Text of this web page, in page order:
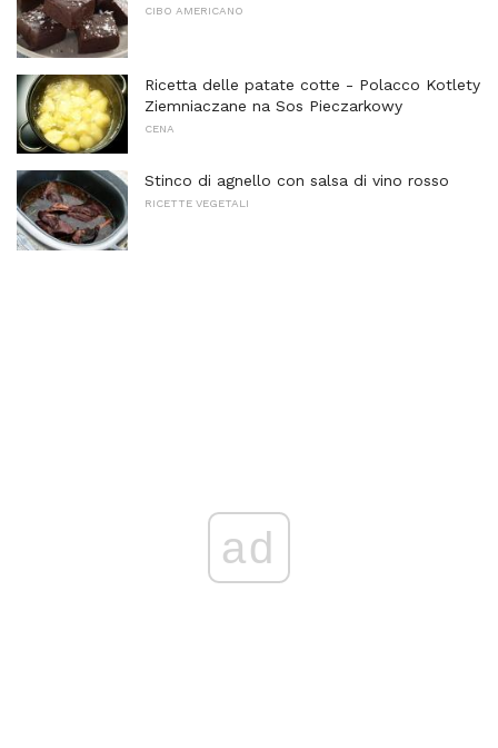
CIBO AMERICANO
Ricetta delle patate cotte - Polacco Kotlety
Ziemniaczane na Sos Pieczarkowy
CENA
Stinco di agnello con salsa di vino rosso
RICETTE VEGETALI
ad